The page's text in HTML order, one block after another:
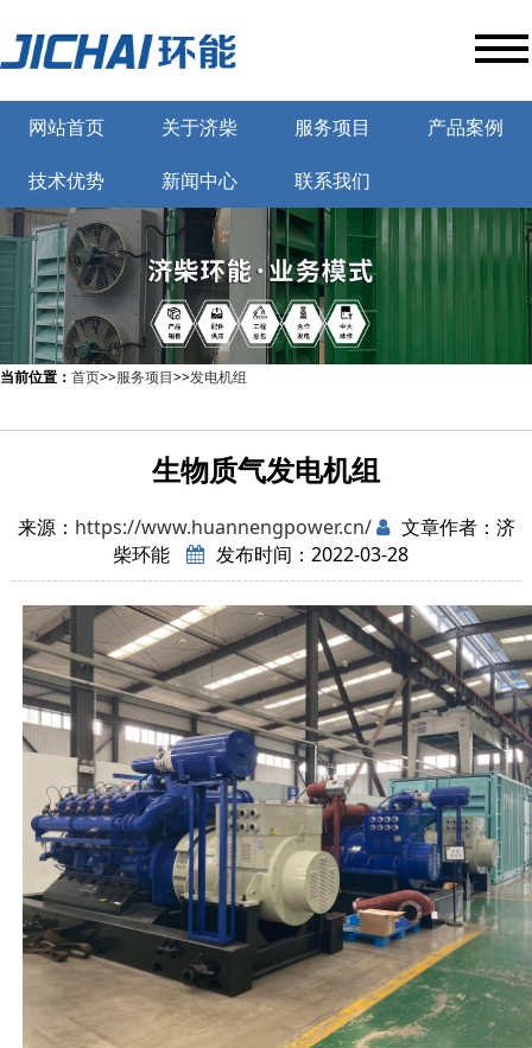
网站首页 关于济柴 服务项目 产品案例
技术优势 新闻中心 联系我们
当前位置： 首页>>服务项目>>发电机组
生物质气发电机组
来源： https://www.huannengpower.cn/
文章作者：济
柴环能
发布时间：2022-03-28